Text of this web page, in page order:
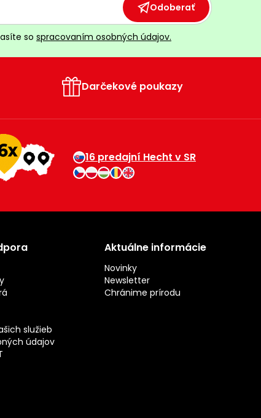
Odoberať
so spracovaním osobných údajov.
Darčekové poukazy
16 predajní Hecht v SR
služieb
údajov
Aktuálne informácie
Novinky
Newsletter
Chránime prírodu